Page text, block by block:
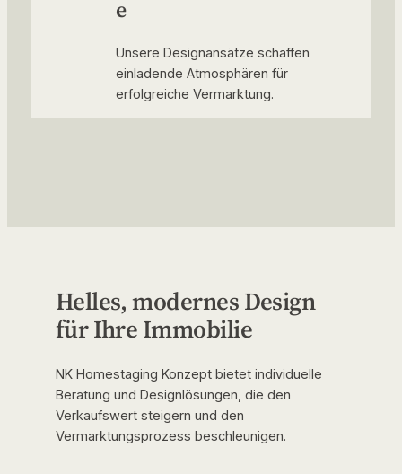
e
Unsere Designansätze schaffen
einladende Atmosphären für
erfolgreiche Vermarktung.
Helles, modernes Design
für Ihre Immobilie
NK Homestaging Konzept bietet individuelle
Beratung und Designlösungen, die den
Verkaufswert steigern und den
Vermarktungsprozess beschleunigen.